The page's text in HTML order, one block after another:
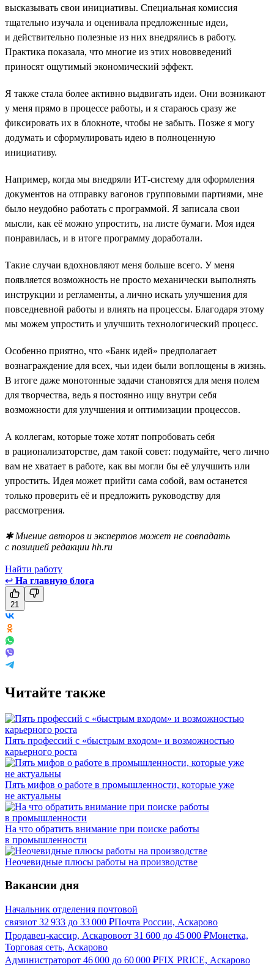
высказывать свои инициативы. Специальная комиссия
тщательно изучала и оценивала предложенные идеи,
и действительно полезные из них внедрялись в работу.
Практика показала, что многие из этих нововведений
приносят ощутимый экономический эффект.
Я также стала более активно выдвигать идеи. Они возникают
у меня прямо в процессе работы, и я стараюсь сразу же
фиксировать их в блокноте, чтобы не забыть. Позже я могу
додумать и сформулировать идею в полноценную
инициативу.
Например, когда мы внедряли ИТ-систему для оформления
документов на отправку вагонов групповыми партиями, мне
было неудобно работать с программой. Я записала свои
мысли, как её можно упростить, на листе бумаги. Моя идея
понравилась, и в итоге программу доработали.
Такие случаи вдохновляют меня больше всего. У меня
появляется возможность не просто механически выполнять
инструкции и регламенты, а лично искать улучшения для
повседневной работы и влиять на процессы. Благодаря этому
мы можем упростить и улучшить технологический процесс.
Особенно приятно, что «Банк идей» предполагает
вознаграждение для всех, чьи идеи были воплощены в жизнь.
В итоге даже монотонные задачи становятся для меня полем
для творчества, ведь я постоянно ищу внутри себя
возможности для улучшения и оптимизации процессов.
А коллегам, которые тоже хотят попробовать себя
в рационализаторстве, дам такой совет: подумайте, чего лично
вам не хватает в работе, как вы могли бы её улучшить или
упростить. Идея может прийти сама собой, вам останется
только проверить её и предложить руководству для
рассмотрения.
✱ Мнение авторов и экспертов может не совпадать
с позицией редакции hh.ru
Найти работу
↩ На главную блога
21
Читайте также
Пять профессий с «быстрым входом» и возможностью
карьерного роста
Пять мифов о работе в промышленности, которые уже
не актуальны
На что обратить внимание при поиске работы
в промышленности
Неочевидные плюсы работы на производстве
Вакансии дня
Начальник отделения почтовой
связиот 32 933 до 33 000 ₽Почта России, Аскарово
Продавец-кассир, Аскаровоот 31 600 до 45 000 ₽Монетка,
Торговая сеть, Аскарово
Администраторот 46 000 до 60 000 ₽FIX PRICE, Аскарово